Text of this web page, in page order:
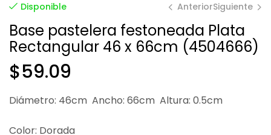
Disponible Anterior
$ 46.69
Siguiente
$ 25.41
Base pastelera festoneada Plata
Rectangular 46 x 66cm (4504666)
$59.09
Diámetro: 46cm Ancho: 66cm Altura: 0.5cm
Color: Dorada